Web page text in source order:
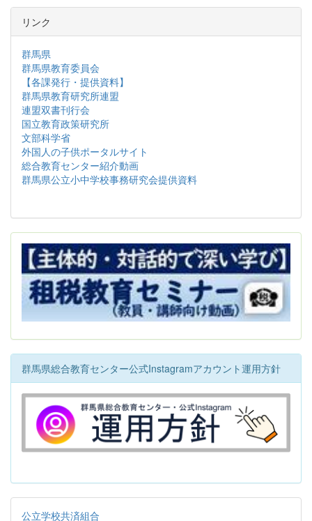
リンク
群馬県
群馬県教育委員会
【各課発行・提供資料】
群馬県教育研究所連盟
連盟双書刊行会
国立教育政策研究所
文部科学省
外国人の子供ポータルサイト
総合教育センター紹介動画
群馬県公立小中学校事務研究会提供資料
群馬県総合教育センター公式Instagramアカウント運用方針
公立学校共済組合